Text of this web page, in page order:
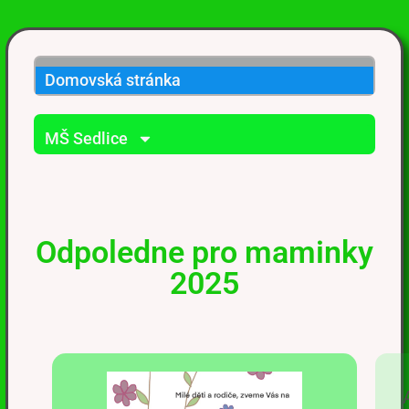
Domovská stránka
MŠ Sedlice
Odpoledne pro maminky
2025